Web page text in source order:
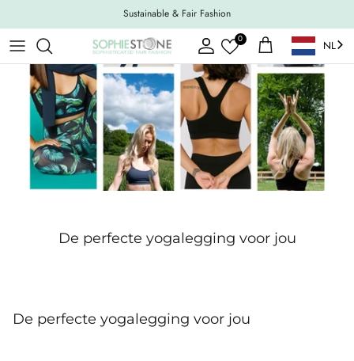
Sustainable & Fair Fashion
Account
0
Winkelwagen NL
De perfecte yogalegging voor jou
De perfecte yogalegging voor jou